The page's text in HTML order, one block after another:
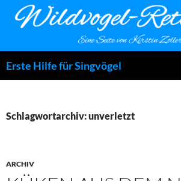
Inhalt
Erste Hilfe für Singvögel
Schlagwortarchiv: unverletzt
ARCHIV